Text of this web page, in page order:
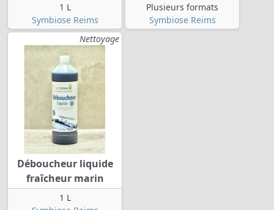
1 L
Symbiose Reims
Plusieurs formats
Symbiose Reims
Nettoyage
Déboucheur liquide
fraîcheur marin
1 L